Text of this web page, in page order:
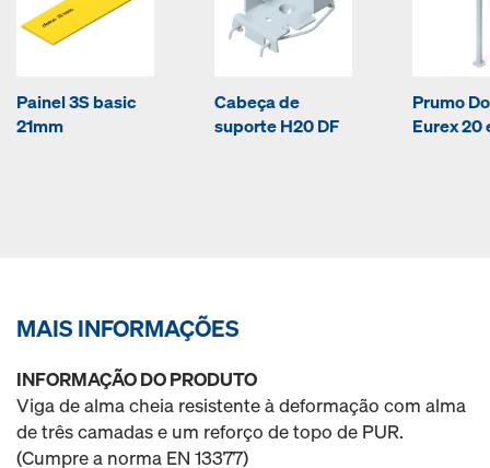
Painel 3S basic
21mm
Cabeça de
suporte H20 DF
Prumo
Eurex 20
MAIS INFORMAÇÕES
INFORMAÇÃO DO PRODUTO
Viga de alma cheia resistente à deformação com alma
de três camadas e um reforço de topo de PUR.
(Cumpre a norma EN 13377)